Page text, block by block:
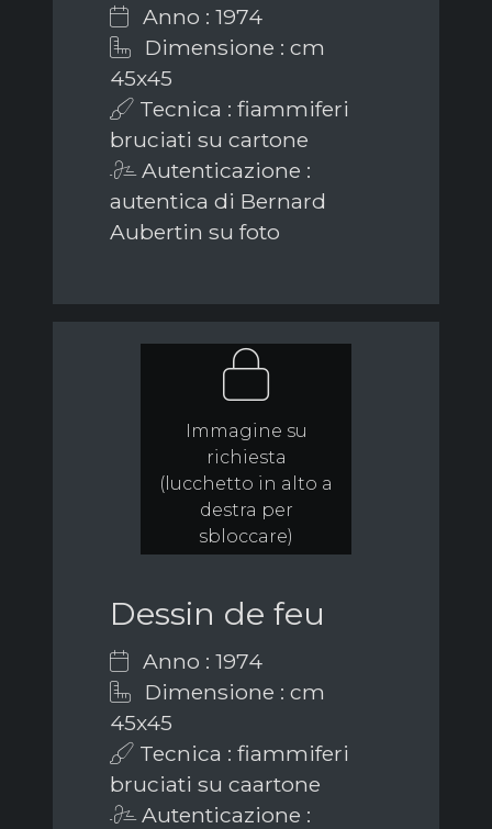
Anno : 1974
Dimensione : cm
45x45
Tecnica : fiammiferi
bruciati su cartone
Autenticazione :
autentica di Bernard
Aubertin su foto
Immagine su
richiesta
(lucchetto in alto a
destra per
sbloccare)
Dessin de feu
Anno : 1974
Dimensione : cm
45x45
Tecnica : fiammiferi
bruciati su caartone
Autenticazione :